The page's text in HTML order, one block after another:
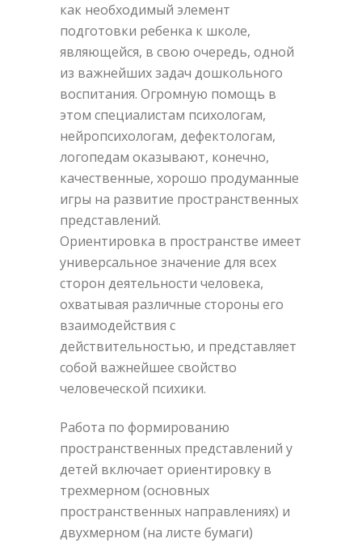
как необходимый элемент
подготовки ребенка к школе,
являющейся, в свою очередь, одной
из важнейших задач дошкольного
воспитания. Огромную помощь в
этом специалистам психологам,
нейропсихологам, дефектологам,
логопедам оказывают, конечно,
качественные, хорошо продуманные
игры на развитие пространственных
представлений.
Ориентировка в пространстве имеет
универсальное значение для всех
сторон деятельности человека,
охватывая различные стороны его
взаимодействия с
действительностью, и представляет
собой важнейшее свойство
человеческой психики.
Работа по формированию
пространственных представлений у
детей включает ориентировку в
трехмерном (основных
пространственных направлениях) и
двухмерном (на листе бумаги)